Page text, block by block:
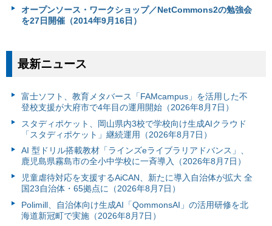
オープンソース・ワークショップ／NetCommons2の勉強会
を27日開催（2014年9月16日）
最新ニュース
富⼠ソフト、教育メタバース「FAMcampus」を活用した不
登校支援が大府市で4年目の運用開始（2026年8月7日）
スタディポケット、岡山県内3校で学校向け生成AIクラウド
「スタディポケット」継続運用（2026年8月7日）
AI 型ドリル搭載教材「ラインズeライブラリアドバンス」、
鹿児島県霧島市の全小中学校に一斉導入（2026年8月7日）
児童虐待対応を支援するAiCAN、新たに導入自治体が拡大 全
国23自治体・65拠点に（2026年8月7日）
Polimill、自治体向け生成AI「QommonsAI」の活用研修を北
海道新冠町で実施（2026年8月7日）